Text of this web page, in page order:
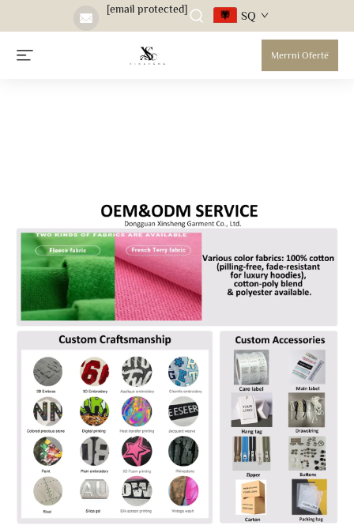
[email protected] SQ
Merrni Ofertë